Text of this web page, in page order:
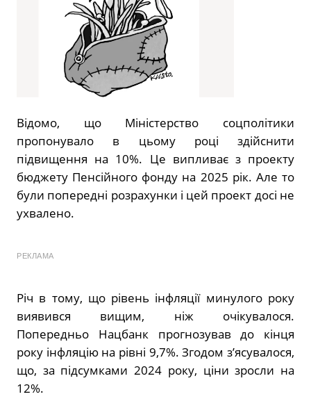
Відомо, що Міністерство соцполітики
пропонувало в цьому році здійснити
підвищення на 10%. Це випливає з проекту
бюджету Пенсійного фонду на 2025 рік. Але то
були попередні розрахунки і цей проект досі не
ухвалено.
РЕКЛАМА
Річ в тому, що рівень інфляції минулого року
виявився вищим, ніж очікувалося.
Попередньо
Нацбанк прогнозував до кінця
року інфляцію на рівні 9,7%. Згодом з’ясувалося,
що, за підсумками 2024 року, ціни зросли на
12%.